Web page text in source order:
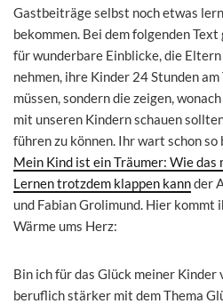
Gastbeiträge selbst noch etwas
bekommen. Bei dem folgenden Text
für wunderbare Einblicke, die
nehmen, ihre Kinder 24 Stunden
müssen, sondern die zeigen,
mit unseren Kindern schauen
führen zu können. Ihr wart schon
Mein Kind ist ein Träumer: Wie das
Lernen trotzdem klappen kannder
und Fabian Grolimund. Hier kommt
Wärme ums Herz:
Bin ich für das Glück meiner
beruflich stärker mit dem Thema